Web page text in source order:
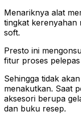
Menariknya alat
tingkat kerenyahan
soft.
Presto ini
fitur proses
Sehingga tidak
menakutkan. Saat
aksesori berupa
dan buku resep.